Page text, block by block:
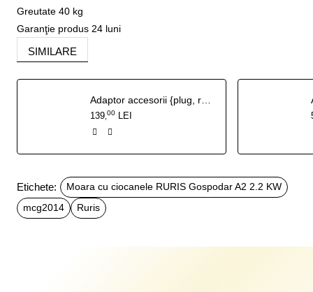
Greutate 40 kg
Garanţie produs 24 luni
SIMILARE
139 00 LEI
Etichete:
Moara cu ciocanele RURIS Gospodar A2 2.2 KW
mcg2014
Ruris